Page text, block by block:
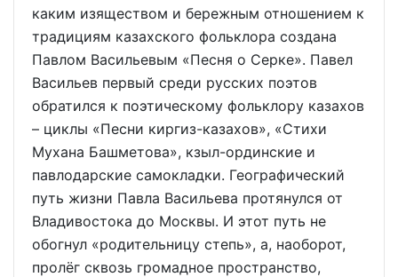
каким изяществом и бережным отношением к
традициям казахского фольклора создана
Павлом Васильевым «Песня о Серке». Павел
Васильев первый среди русских поэтов
обратился к поэтическому фольклору казахов
– циклы «Песни киргиз-казахов», «Стихи
Мухана Башметова», кзыл-ординские и
павлодарские самокладки. Географический
путь жизни Павла Васильева протянулся от
Владивостока до Москвы. И этот путь не
обогнул «родительницу степь», а, наоборот,
пролёг сквозь громадное пространство,